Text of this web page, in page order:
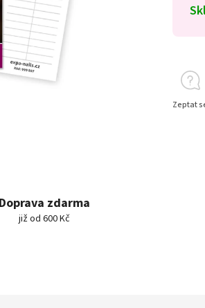
Zeptat
Doprava zdarma
již od 600 Kč